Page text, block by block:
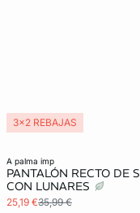
a palma imp
PANTALÓN RECTO DE
CON LUNARES
25,19 €35,99 €
3x2 REBAJAS